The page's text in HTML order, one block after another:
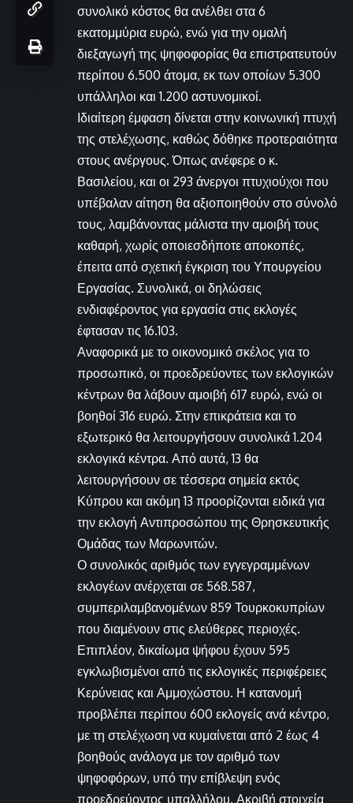
συνολικό κόστος θα ανέλθει στα 6
εκατομμύρια ευρώ, ενώ για την ομαλή
διεξαγωγή της ψηφοφορίας θα επιστρατευτούν
περίπου 6.500 άτομα, εκ των οποίων 5.300
υπάλληλοι και 1.200 αστυνομικοί.
Ιδιαίτερη έμφαση δίνεται στην κοινωνική πτυχή
της στελέχωσης, καθώς δόθηκε προτεραιότητα
στους ανέργους. Όπως ανέφερε ο κ.
Βασιλείου, και οι 293 άνεργοι πτυχιούχοι που
υπέβαλαν αίτηση θα αξιοποιηθούν στο σύνολό
τους, λαμβάνοντας μάλιστα την αμοιβή τους
καθαρή, χωρίς οποιεσδήποτε αποκοπές,
έπειτα από σχετική έγκριση του Υπουργείου
Εργασίας. Συνολικά, οι δηλώσεις
ενδιαφέροντος για εργασία στις εκλογές
έφτασαν τις 16.103.
Αναφορικά με το οικονομικό σκέλος για το
προσωπικό, οι προεδρεύοντες των εκλογικών
κέντρων θα λάβουν αμοιβή 617 ευρώ, ενώ οι
βοηθοί 316 ευρώ. Στην επικράτεια και το
εξωτερικό θα λειτουργήσουν συνολικά 1.204
εκλογικά κέντρα. Από αυτά, 13 θα
λειτουργήσουν σε τέσσερα σημεία εκτός
Κύπρου και ακόμη 13 προορίζονται ειδικά για
την εκλογή Αντιπροσώπου της Θρησκευτικής
Ομάδας των Μαρωνιτών.
Ο συνολικός αριθμός των εγγεγραμμένων
εκλογέων ανέρχεται σε 568.587,
συμπεριλαμβανομένων 859 Τουρκοκυπρίων
που διαμένουν στις ελεύθερες περιοχές.
Επιπλέον, δικαίωμα ψήφου έχουν 595
εγκλωβισμένοι από τις εκλογικές περιφέρειες
Κερύνειας και Αμμοχώστου. Η κατανομή
προβλέπει περίπου 600 εκλογείς ανά κέντρο,
με τη στελέχωση να κυμαίνεται από 2 έως 4
βοηθούς ανάλογα με τον αριθμό των
ψηφοφόρων, υπό την επίβλεψη ενός
προεδρεύοντος υπαλλήλου. Ακριβή στοιχεία